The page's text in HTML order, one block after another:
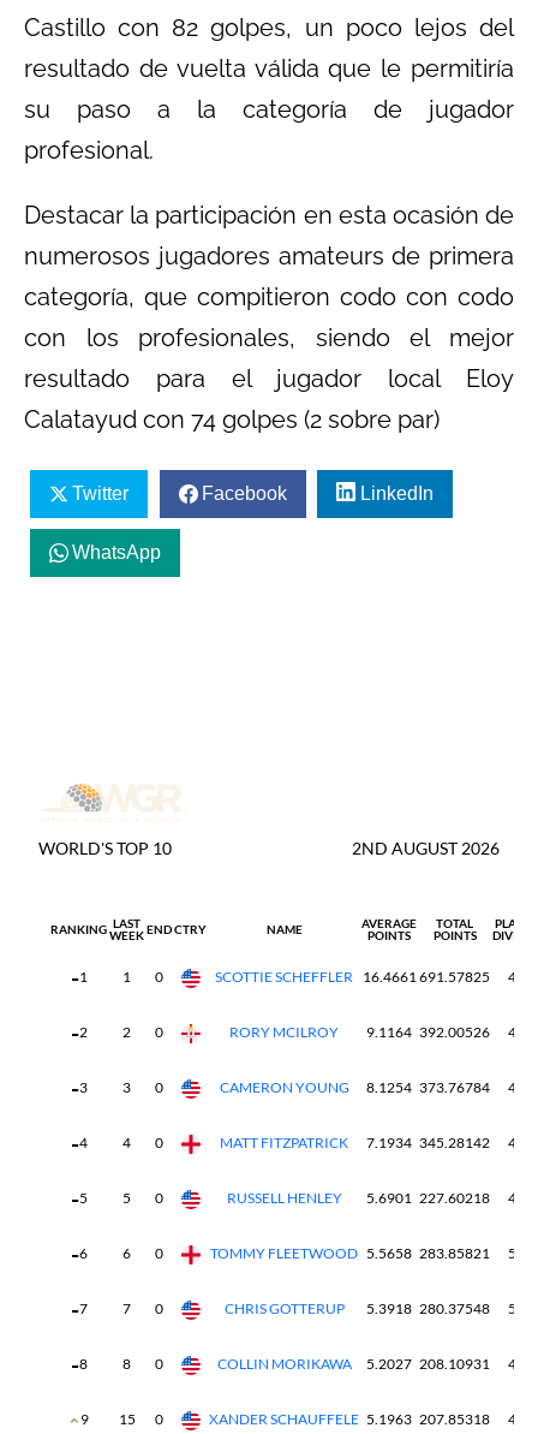
Castillo con 82 golpes, un poco lejos del
resultado de vuelta válida que le permitiría
su paso a la categoría de jugador
profesional.
Destacar la participación en esta ocasión de
numerosos jugadores amateurs de primera
categoría, que compitieron codo con codo
con los profesionales, siendo el mejor
resultado para el jugador local Eloy
Calatayud con 74 golpes (2 sobre par)
Twitter Facebook LinkedIn
WhatsApp